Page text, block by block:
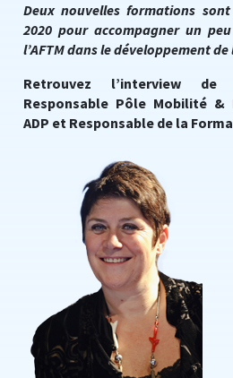
Deux nouvelles formations
2020 pour accompagner un
l’AFTM dans le développement
Retrouvez l’interview
Responsable Pôle Mobilité &
ADP et Responsable de la